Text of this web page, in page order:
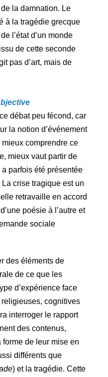
la damnation. Le
à la tragédie grecque
l’état d’un monde
de cette seconde
pas d’art, mais de
débat peu fécond, car
la notion d’événement
comprendre ce
mieux vaut partir de
a parfois été présentée
La crise tragique est un
retravaille en accord
poésie à l’autre et
sociale
des éléments de
de ce que les
d’expérience face
cognitives
interroger le rapport
des contenus,
de leur mise en
différents que
) et la tragédie. Cette